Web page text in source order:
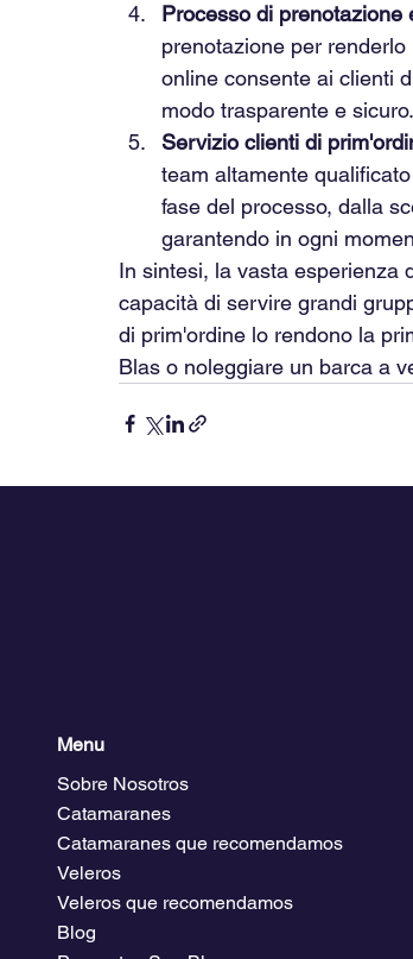
Processo di prenotazione
prenotazione per
online consente ai clienti
modo trasparente e sicuro.
Servizio clienti di
team altamente
fase del processo, dalla
garantendo in ogni
In sintesi, la vasta esperienza
capacità di servire grandi
di prim'ordine lo rendono la
Blas o noleggiare un barca a
Menu
Sobre Nosotros
Catamaranes
Catamaranes que recomendamos
Veleros
Veleros que recomendamos
Blog